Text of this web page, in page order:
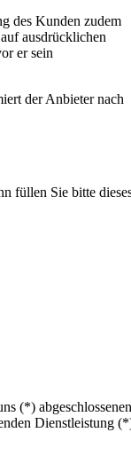
des Kunden zudem
ausdrücklichen
er sein
der Anbieter nach
füllen Sie bitte
(*)
Dienstleistung